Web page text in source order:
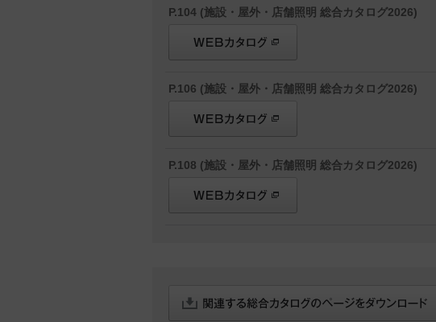
P.104 (施設・屋外・店舗照明 総合カタログ2026)
P.106 (施設・屋外・店舗照明 総合カタログ2026)
P.108 (施設・屋外・店舗照明 総合カタログ2026)